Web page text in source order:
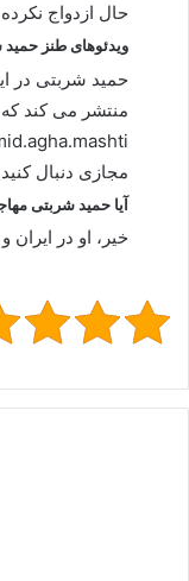
حال ازدواج
ویدئوهای طنز حمید
حمید شربتی در
منتشر می کند که
مجازی دنبال
آیا حمید شربتی
خیر، او در